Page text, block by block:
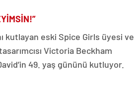
kutlayan eski Spice Girls üyesi ve
Victoria Beckham
49. yaş gününü kutluyor.